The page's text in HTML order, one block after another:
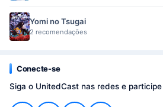
Yomi no Tsugai
2 recomendações
Conecte-se
Siga o UnitedCast nas redes e